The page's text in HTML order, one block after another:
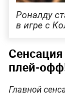
Роналду
в игре с
Главной